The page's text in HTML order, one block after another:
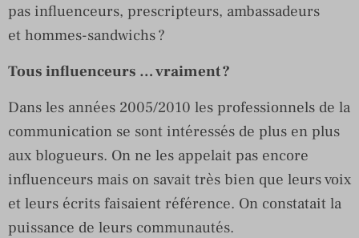
pas influenceurs, prescripteurs, ambassadeurs
et hommes-sandwichs ?
Tous influenceurs … vraiment ?
Dans les années 2005/2010 les professionnels de la
communication se sont intéressés de plus en plus
aux blogueurs. On ne les appelait pas encore
influenceurs mais on savait très bien que leurs voix
et leurs écrits faisaient référence. On constatait la
puissance de leurs communautés.